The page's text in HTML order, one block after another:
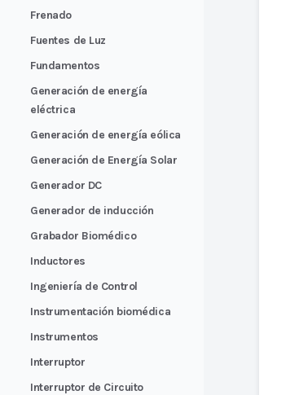
Frenado
Fuentes de Luz
Fundamentos
Generación de energía
eléctrica
Generación de energía eólica
Generación de Energía Solar
Generador DC
Generador de inducción
Grabador Biomédico
Inductores
Ingeniería de Control
Instrumentación biomédica
Instrumentos
Interruptor
Interruptor de Circuito